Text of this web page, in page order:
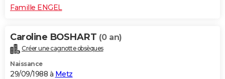
Famille ENGEL
Caroline BOSHART (0 an)
Créer une cagnotte obsèques
Naissance
29/09/1988 à Metz